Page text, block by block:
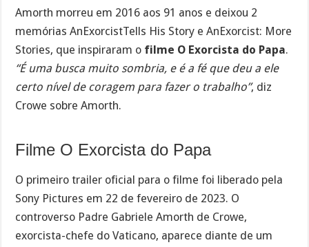
Amorth morreu em 2016 aos 91 anos e deixou 2
memórias AnExorcistTells His Story e AnExorcist: More
Stories, que inspiraram o filme O Exorcista do Papa.
“É uma busca muito sombria, e é a fé que deu a ele
certo nível de coragem para fazer o trabalho”, diz
Crowe sobre Amorth.
Filme O Exorcista do Papa
O primeiro trailer oficial para o filme foi liberado pela
Sony Pictures em 22 de fevereiro de 2023. O
controverso Padre Gabriele Amorth de Crowe,
exorcista-chefe do Vaticano, aparece diante de um